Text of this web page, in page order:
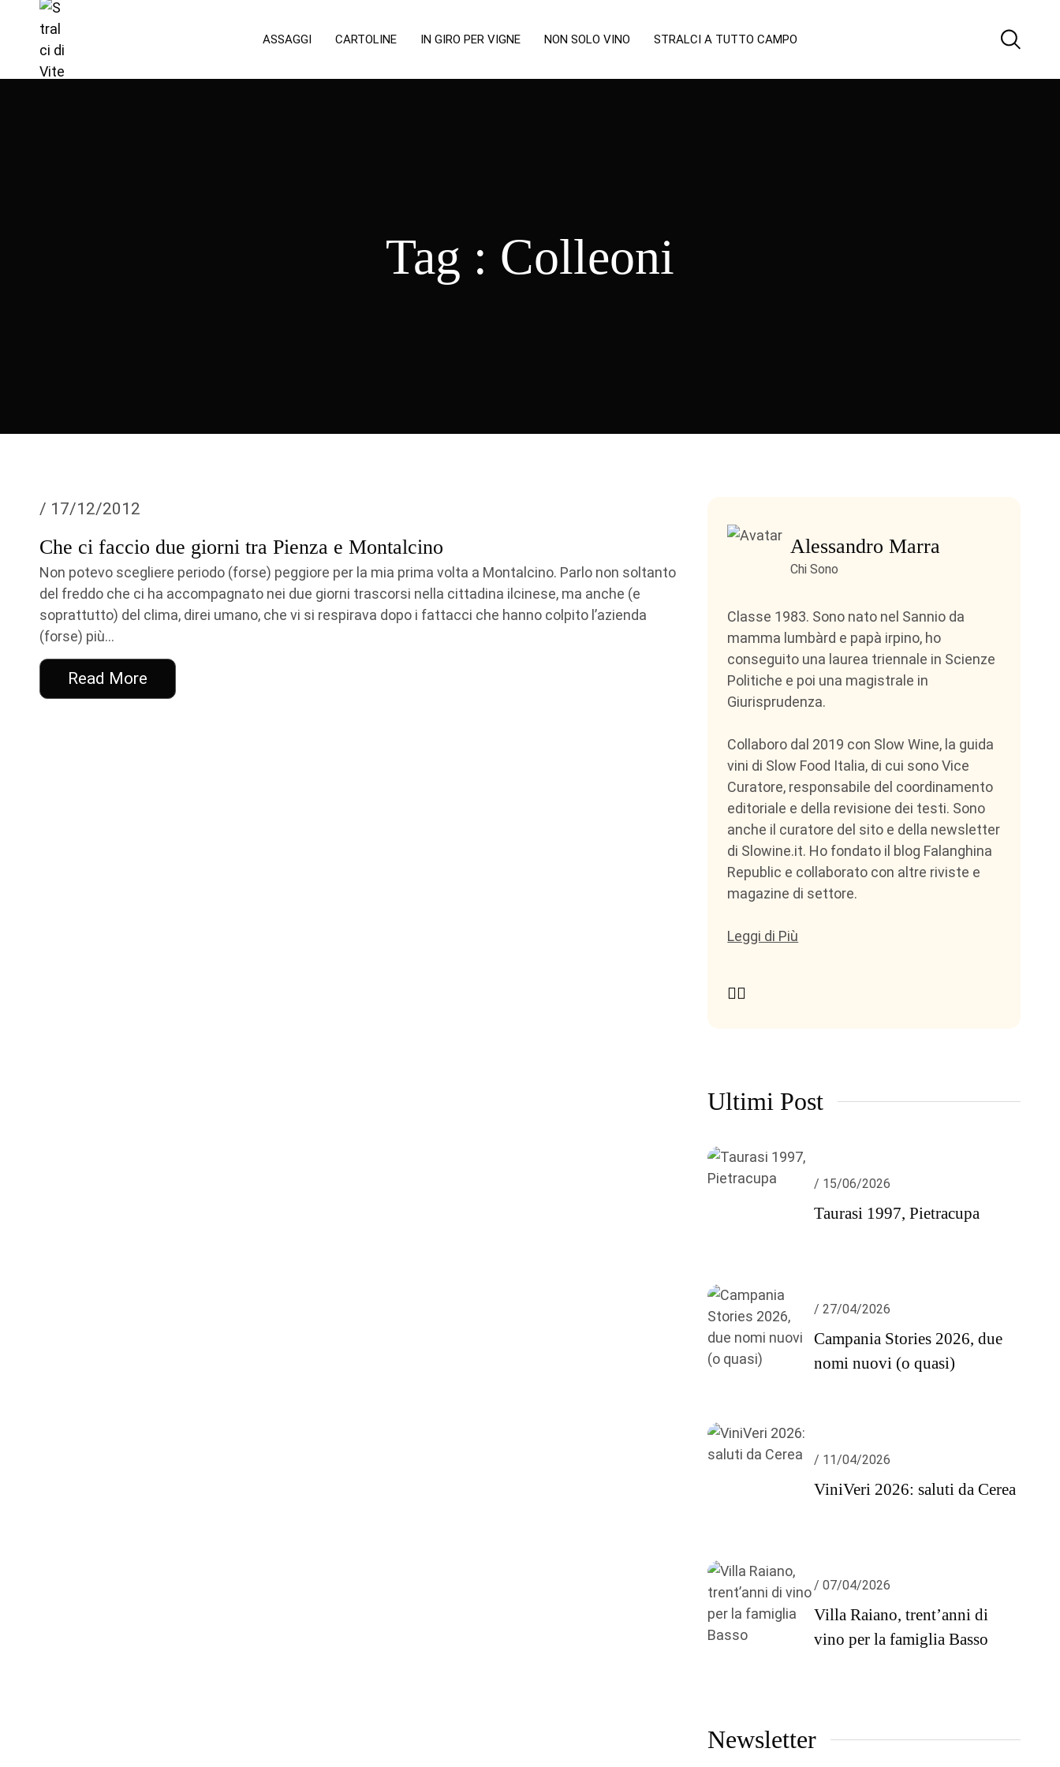
ASSAGGI CARTOLINE IN GIRO PER VIGNE NON SOLO VINO STRALCI A TUTTO CAMPO
Tag : Colleoni
/ 17/12/2012
Che ci faccio due giorni tra Pienza e Montalcino
Non potevo scegliere periodo (forse) peggiore per la mia prima volta a Montalcino. Parlo non soltanto
del freddo che ci ha accompagnato nei due giorni trascorsi nella cittadina ilcinese, ma anche (e
soprattutto) del clima, direi umano, che vi si respirava dopo i fattacci che hanno colpito l’azienda
(forse) più...
Read More
Alessandro Marra
Chi Sono
Classe 1983. Sono nato nel Sannio da
mamma lumbàrd e papà irpino, ho
conseguito una laurea triennale in Scienze
Politiche e poi una magistrale in
Giurisprudenza.
Collaboro dal 2019 con Slow Wine, la guida
vini di Slow Food Italia, di cui sono Vice
Curatore, responsabile del coordinamento
editoriale e della revisione dei testi. Sono
anche il curatore del sito e della newsletter
di Slowine.it. Ho fondato il blog Falanghina
Republic e collaborato con altre riviste e
magazine di settore.
Leggi di Più
Ultimi Post
/ 15/06/2026
Taurasi 1997, Pietracupa
/ 27/04/2026
Campania Stories 2026, due
nomi nuovi (o quasi)
/ 11/04/2026
ViniVeri 2026: saluti da Cerea
/ 07/04/2026
Villa Raiano, trent’anni di
vino per la famiglia Basso
Newsletter